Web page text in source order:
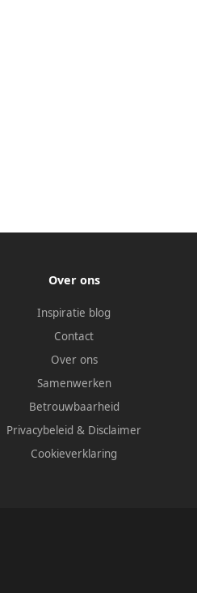
Over ons
Inspiratie blog
Contact
Over ons
Samenwerken
Betrouwbaarheid
Privacybeleid & Disclaimer
Cookieverklaring